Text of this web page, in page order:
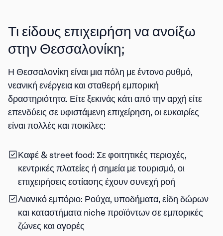
Τι είδους επιχειρήση να ανοίξω
στην Θεσσαλονίκη;
Η Θεσσαλονίκη είναι μια πόλη με έντονο ρυθμό,
νεανική ενέργεια και σταθερή εμπορική
δραστηριότητα. Είτε ξεκινάς κάτι από την αρχή είτε
επενδύεις σε υφιστάμενη επιχείρηση, οι ευκαιρίες
είναι πολλές και ποικίλες:
Καφέ & street food: Σε φοιτητικές περιοχές,
κεντρικές πλατείες ή σημεία με τουρισμό, οι
επιχειρήσεις εστίασης έχουν συνεχή ροή
Λιανικό εμπόριο: Ρούχα, υποδήματα, είδη δώρων
και καταστήματα niche προϊόντων σε εμπορικές
ζώνες και αγορές